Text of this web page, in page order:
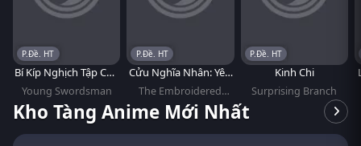
lòng quan tâm đến mình.
P.Đề. HT
Bí Kíp Nghịch Tập Của
Thiếu Hiệp
Young Swordsman
P.Đề. HT
Cửu Nghĩa Nhân: Yên
Vân Tú
The Embroidered
Truth
P.Đề. HT
Kinh Chi
Surprising Branch
Kho Tàng Anime Mới Nhất